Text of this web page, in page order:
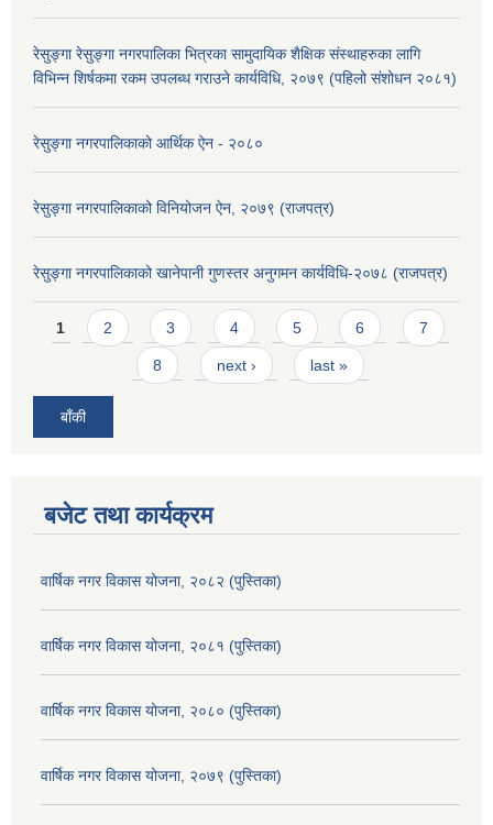
रेसुङ्गा रेसुङ्गा नगरपालिका भित्रका सामुदायिक शैक्षिक संस्थाहरुका लागि
विभिन्न शिर्षकमा रकम उपलब्ध गराउने कार्यविधि, २०७९ (पहिलो संशोधन २०८१)
रेसुङ्गा नगरपालिकाको आर्थिक ऐन - २०८०
रेसुङ्गा नगरपालिकाको विनियोजन ऐन, २०७९ (राजपत्र)
रेसुङ्गा नगरपालिकाको खानेपानी गुणस्तर अनुगमन कार्यविधि-२०७८ (राजपत्र)
Pages
1 2 3 4 5 6 7
8 next › last »
बाँकी
बजेट तथा कार्यक्रम
वार्षिक नगर विकास योजना, २०८२ (पुस्तिका)
वार्षिक नगर विकास योजना, २०८१ (पुस्तिका)
वार्षिक नगर विकास योजना, २०८० (पुस्तिका)
वार्षिक नगर विकास योजना, २०७९ (पुस्तिका)